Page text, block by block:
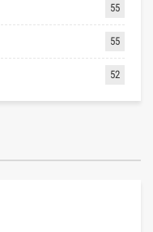
55
55
52